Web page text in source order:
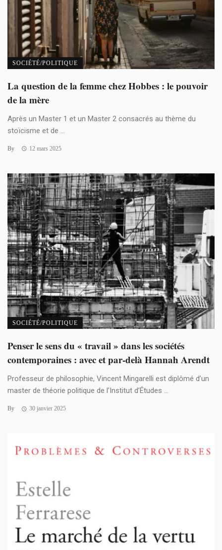
SOCIÉTÉ/POLITIQUE
La question de la femme chez Hobbes : le pouvoir
de la mère
Après un Master 1 et un Master 2 consacrés au thème du
stoïcisme et de ...
By 12 mars 2025
SOCIÉTÉ/POLITIQUE
Penser le sens du « travail » dans les sociétés
contemporaines : avec et par-delà Hannah Arendt
Professeur de philosophie, Vincent Mingarelli est diplômé d’un
master de théorie politique de l’Institut d’Études ...
By 30 janvier 2025